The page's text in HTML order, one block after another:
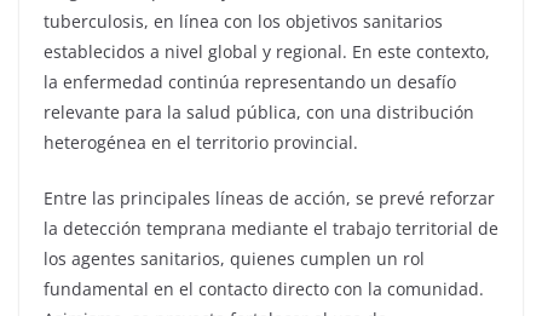
tuberculosis, en línea con los objetivos sanitarios
establecidos a nivel global y regional. En este contexto,
la enfermedad continúa representando un desafío
relevante para la salud pública, con una distribución
heterogénea en el territorio provincial.
Entre las principales líneas de acción, se prevé reforzar
la detección temprana mediante el trabajo territorial de
los agentes sanitarios, quienes cumplen un rol
fundamental en el contacto directo con la comunidad.